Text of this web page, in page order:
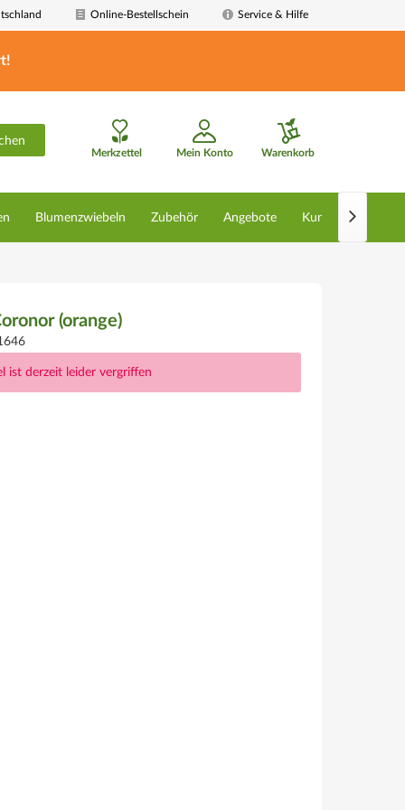
Online-Bestellschein Service & Hilfe
Merkzettel Mein Konto Warenkorb
Blumenzwiebeln Zubehör Angebote Kunstpflanzen

(orange)
ist derzeit leider vergriffen